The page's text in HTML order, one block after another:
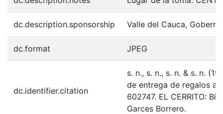
dc.description.sponsorship Valle del Cauca,
dc.format JPEG
dc.identifier.citation
s. n., s. n., s. n. & s. n.
de entrega de regalos a
602747. EL CERRITO:
Garces Borrero.